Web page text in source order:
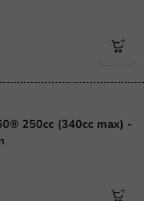
250cc (340cc max) -